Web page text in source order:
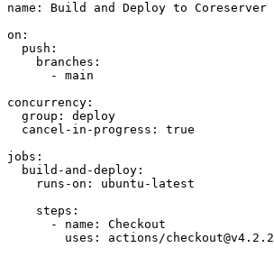
name :
Build and Deploy to Coreserver
on :
  push
:
    branches
:
      -
main
concurrency :
  group
:
deploy
  cancel-in-progress
:
true
jobs :
  build-and-deploy
:
    runs-on
:
ubuntu-latest
    steps
:
      -
name :
Checkout
        uses
:
actions/checkout@v4.2.2